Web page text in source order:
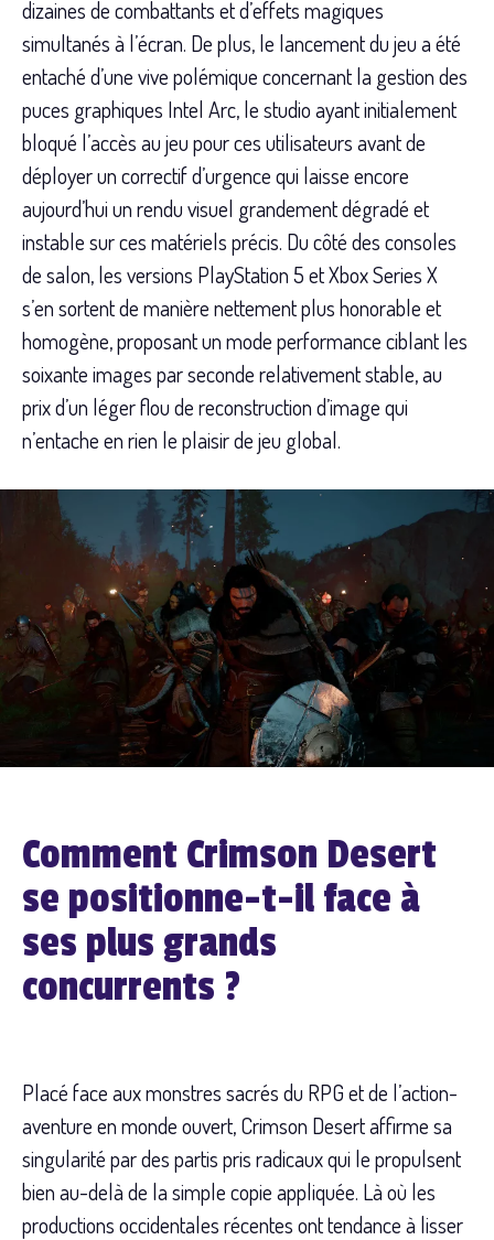
dizaines de combattants et d’effets magiques
simultanés à l’écran. De plus, le lancement du jeu a été
entaché d’une vive polémique concernant la gestion des
puces graphiques Intel Arc, le studio ayant initialement
bloqué l’accès au jeu pour ces utilisateurs avant de
déployer un correctif d’urgence qui laisse encore
aujourd’hui un rendu visuel grandement dégradé et
instable sur ces matériels précis. Du côté des consoles
de salon, les versions PlayStation 5 et Xbox Series X
s’en sortent de manière nettement plus honorable et
homogène, proposant un mode performance ciblant les
soixante images par seconde relativement stable, au
prix d’un léger flou de reconstruction d’image qui
n’entache en rien le plaisir de jeu global.
Comment Crimson Desert
se positionne-t-il face à
ses plus grands
concurrents ?
Placé face aux monstres sacrés du RPG et de l’action-
aventure en monde ouvert, Crimson Desert affirme sa
singularité par des partis pris radicaux qui le propulsent
bien au-delà de la simple copie appliquée. Là où les
productions occidentales récentes ont tendance à lisser